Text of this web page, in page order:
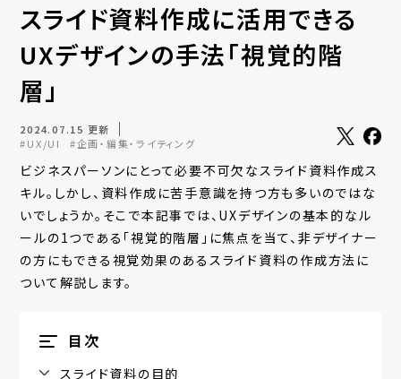
スライド資料作成に活用できる
UXデザインの手法「視覚的階
層」
2024.07.15 更新
#UX/UI
#企画・編集・ライティング
ビジネスパーソンにとって必要不可欠なスライド資料作成ス
キル。しかし、資料作成に苦手意識を持つ方も多いのではな
いでしょうか。そこで本記事では、UXデザインの基本的なル
ールの1つである「視覚的階層」に焦点を当て、非デザイナー
の方にもできる視覚効果のあるスライド資料の作成方法に
ついて解説します。
目次
スライド資料の目的